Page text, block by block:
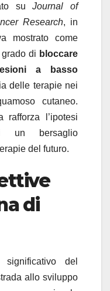
suJournal of
Research, in
mostrato come
grado di bloccare
a basso
delle terapie nei
cutaneo.
rafforza l’ipotesi
un bersaglio
del futuro.
di
significativo del
allo sviluppo